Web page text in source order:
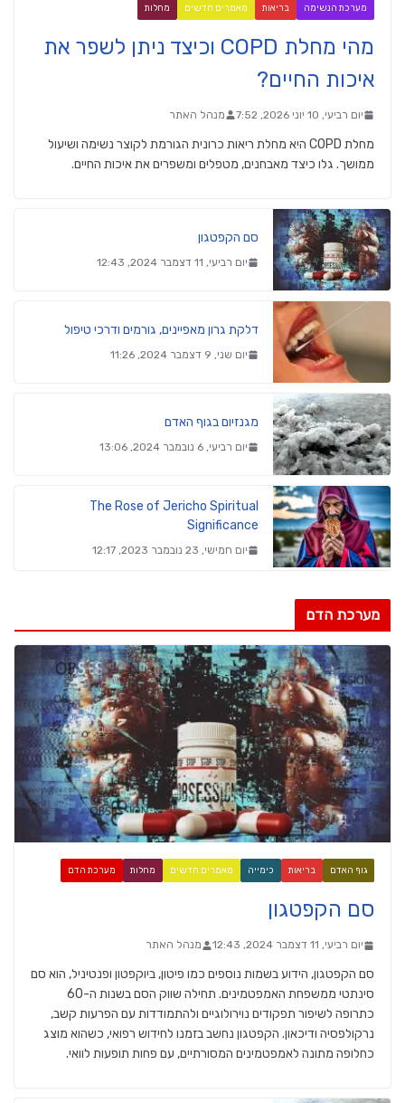
מערכת הנשימה בריאות מאמרים חדשים מחלות
מהי מחלת COPD וכיצד ניתן לשפר את
איכות החיים?
יום רביעי, 10 יוני 2026, 7:52 מנהל האתר
מחלת COPD היא מחלת ריאות כרונית הגורמת לקוצר נשימה ושיעול
ממושך. גלו כיצד מאבחנים, מטפלים ומשפרים את איכות החיים.
סם הקפטגון
יום רביעי, 11 דצמבר 2024, 12:43
דלקת גרון מאפיינים, גורמים ודרכי טיפול
יום שני, 9 דצמבר 2024, 11:26
מגנזיום בגוף האדם
יום רביעי, 6 נובמבר 2024, 13:06
The Rose of Jericho Spiritual
Significance
יום חמישי, 23 נובמבר 2023, 12:17
מערכת הדם
גוף האדם בריאות כימייה מאמרים חדשים מחלות מערכת הדם
סם הקפטגון
יום רביעי, 11 דצמבר 2024, 12:43 מנהל האתר
סם הקפטגון, הידוע בשמות נוספים כמו פיטון, ביוקפטון ופנטיניל, הוא סם
סינתטי ממשפחת האמפטמינים. תחילה שווק הסם בשנות ה-60
כתרופה לשיפור תפקודים נוירולוגיים ולהתמודדות עם הפרעות קשב,
נרקולפסיה ודיכאון. הקפטגון נחשב בזמנו לחידוש רפואי, כשהוא מוצג
כחלופה מתונה לאמפטמינים המסורתיים, עם פחות תופעות לוואי.